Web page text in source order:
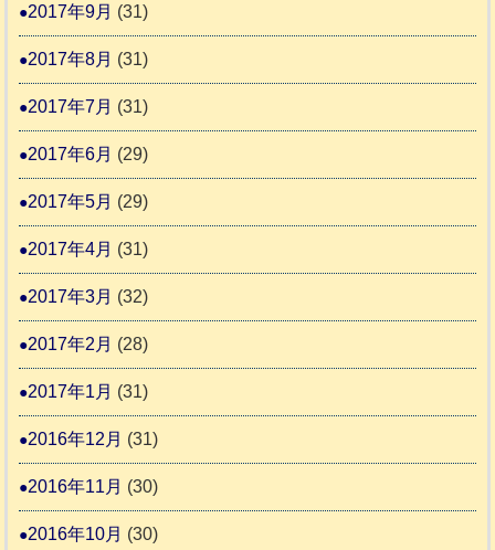
2017年9月 (31)
2017年8月 (31)
2017年7月 (31)
2017年6月 (29)
2017年5月 (29)
2017年4月 (31)
2017年3月 (32)
2017年2月 (28)
2017年1月 (31)
2016年12月 (31)
2016年11月 (30)
2016年10月 (30)